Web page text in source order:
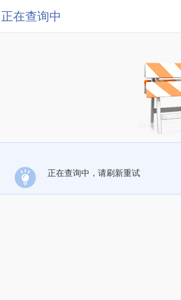
正在查询中
正在查询中，请刷新重试